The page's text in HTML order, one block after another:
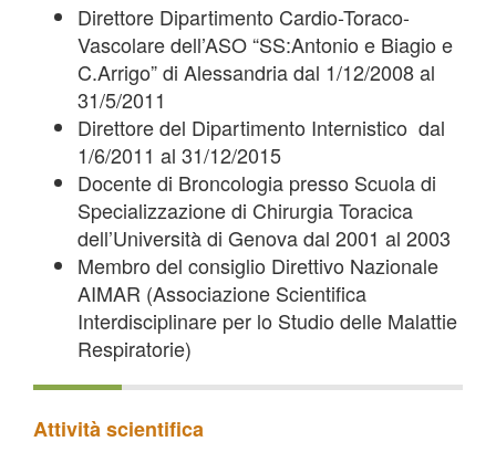
Direttore Dipartimento Cardio-Toraco-
Vascolare dell’ASO “SS:Antonio e Biagio e
C.Arrigo” di Alessandria dal 1/12/2008 al
31/5/2011
Direttore del Dipartimento Internistico dal
1/6/2011 al 31/12/2015
Docente di Broncologia presso Scuola di
Specializzazione di Chirurgia Toracica
dell’Università di Genova dal 2001 al 2003
Membro del consiglio Direttivo Nazionale
AIMAR (Associazione Scientifica
Interdisciplinare per lo Studio delle Malattie
Respiratorie)
Attività scientifica